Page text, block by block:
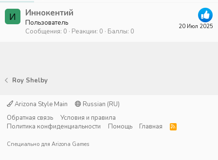
И
20 Июл 2025
Иннокентий
Пользователь
Сообщения 0 Реакции 0 Баллы 0
Roy Shelby
Arizona Style Main
Russian (RU)
Обратная связь
Условия и правила
Политика конфиденциальности
Помощь Главная
R
S
Специально для Arizona Games